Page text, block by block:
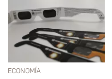
ECONOMÍA